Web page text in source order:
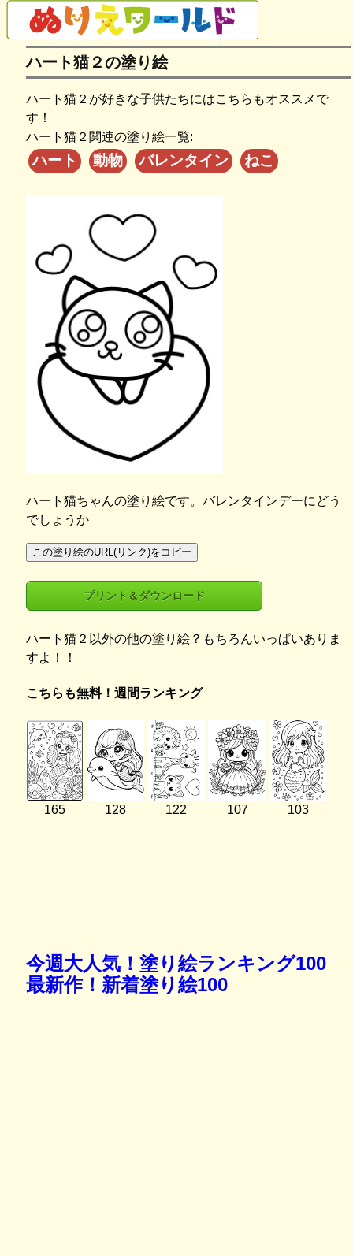
ハート猫２の塗り絵
ハート猫２が好きな子供たちにはこちらもオススメで
す！
ハート猫２関連の塗り絵一覧:
ハート 動物 バレンタイン ねこ
ハート猫ちゃんの塗り絵です。バレンタインデーにどう
でしょうか
この塗り絵のURL(リンク)をコピー
プリント＆ダウンロード
ハート猫２以外の他の塗り絵？もちろんいっぱいありま
すよ！！
こちらも無料！週間ランキング
165 128 122 107 103
今週大人気！塗り絵ランキング100
最新作！新着塗り絵100